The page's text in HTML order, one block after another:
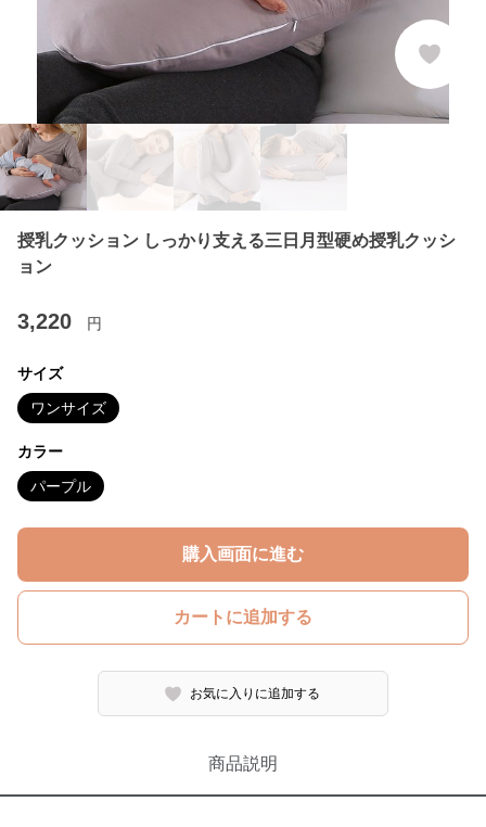
授乳クッション しっかり支える三日月型硬め授乳クッシ
ョン
3,220 円
サイズ
ワンサイズ
カラー
パープル
購入画面に進む
カートに追加する
お気に入りに追加する
商品説明